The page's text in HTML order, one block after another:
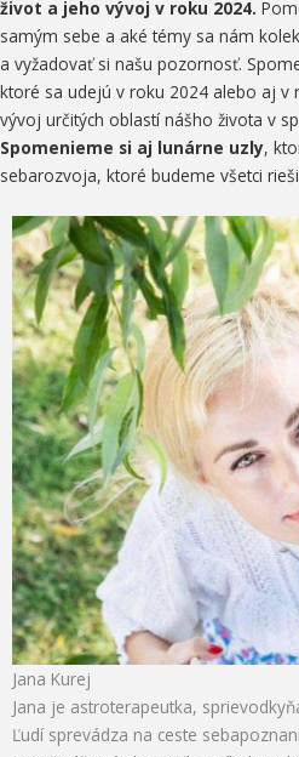
život a jeho vývoj v roku 2024.
samým sebe a aké témy sa nám
a vyžadovať si našu pozornosť.
ktoré sa udejú v roku 2024 alebo aj v
vývoj určitých oblastí nášho života v
Spomenieme si aj lunárne uzly,
sebarozvoja, ktoré budeme všetci
Jana Kurej
Jana je astroterapeutka,
Ľudí sprevádza na ceste